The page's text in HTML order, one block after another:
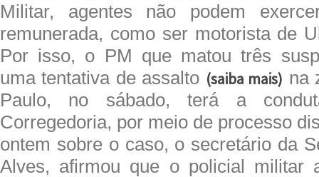
Militar, agentes não podem
remunerada, como ser motorista de
Por isso, o PM que matou três
uma tentativa de assalto (saiba mais) na
Paulo, no sábado, terá a
Corregedoria, por meio de processo
ontem sobre o caso, o secretário da
Alves, afirmou que o policial militar